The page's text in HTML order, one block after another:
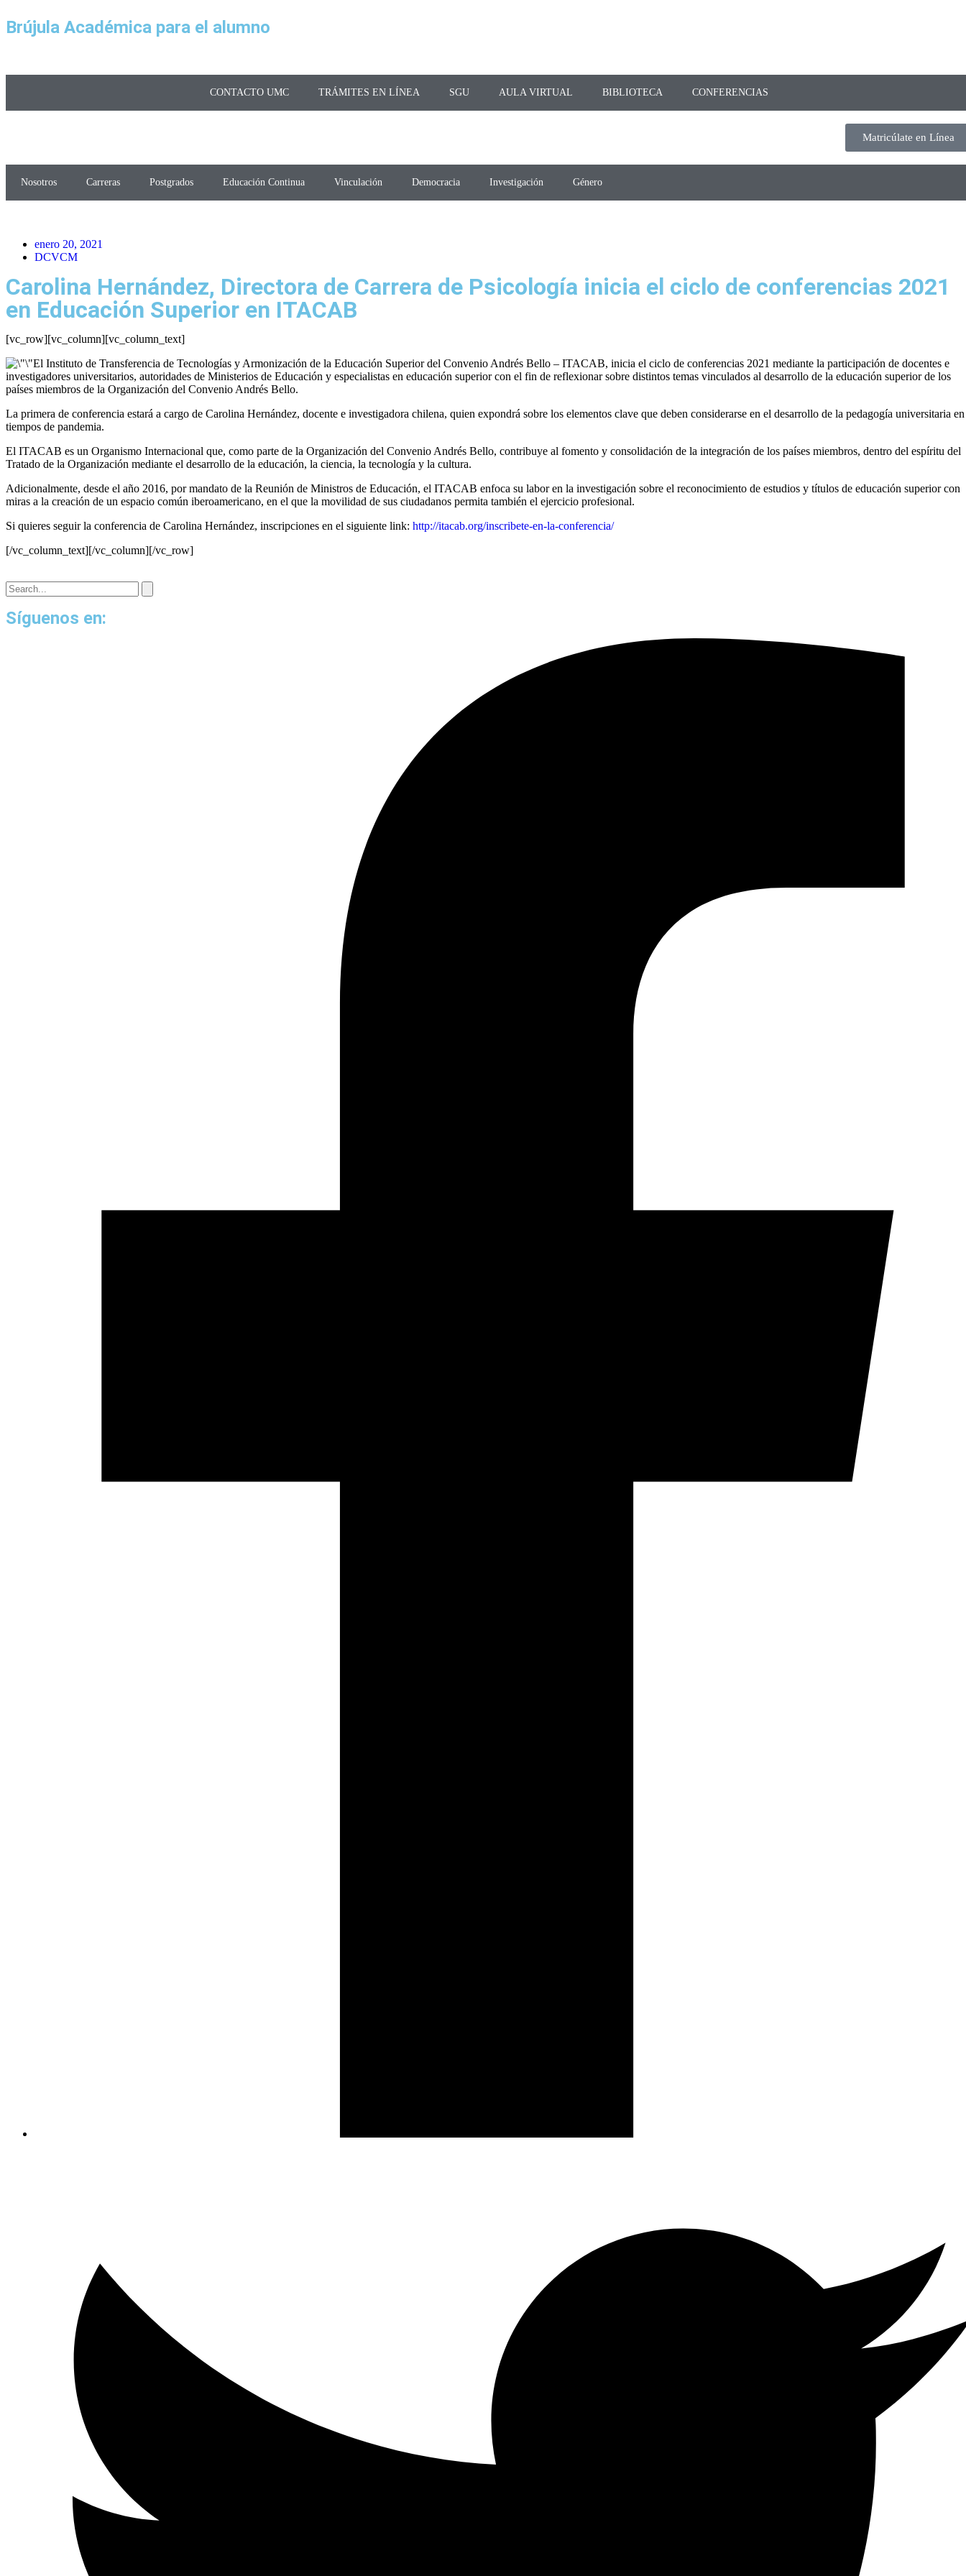
Brújula Académica para el alumno
CONTACTO UMC TRÁMITES EN LÍNEA SGU AULA VIRTUAL BIBLIOTECA CONFERENCIAS
Matricúlate en Línea
Nosotros Carreras Postgrados Educación Continua Vinculación Democracia Investigación Género
enero 20, 2021
DCVCM
Carolina Hernández, Directora de Carrera de Psicología inicia el ciclo de conferencias 2021
en Educación Superior en ITACAB
[vc_row][vc_column][vc_column_text]
El Instituto de Transferencia de Tecnologías y Armonización de la Educación Superior del Convenio Andrés Bello – ITACAB, inicia el ciclo de conferencias 2021 mediante la participación de docentes e
investigadores universitarios, autoridades de Ministerios de Educación y especialistas en educación superior con el fin de reflexionar sobre distintos temas vinculados al desarrollo de la educación superior de los
países miembros de la Organización del Convenio Andrés Bello.
La primera de conferencia estará a cargo de Carolina Hernández, docente e investigadora chilena, quien expondrá sobre los elementos clave que deben considerarse en el desarrollo de la pedagogía universitaria en
tiempos de pandemia.
El ITACAB es un Organismo Internacional que, como parte de la Organización del Convenio Andrés Bello, contribuye al fomento y consolidación de la integración de los países miembros, dentro del espíritu del
Tratado de la Organización mediante el desarrollo de la educación, la ciencia, la tecnología y la cultura.
Adicionalmente, desde el año 2016, por mandato de la Reunión de Ministros de Educación, el ITACAB enfoca su labor en la investigación sobre el reconocimiento de estudios y títulos de educación superior con
miras a la creación de un espacio común iberoamericano, en el que la movilidad de sus ciudadanos permita también el ejercicio profesional.
Si quieres seguir la conferencia de Carolina Hernández, inscripciones en el siguiente link: http://itacab.org/inscribete-en-la-conferencia/
[/vc_column_text][/vc_column][/vc_row]
Síguenos en: